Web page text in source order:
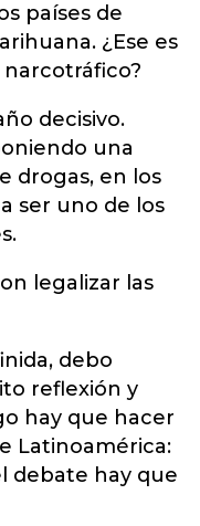
países de
¿Ese es
decisivo.
una
drogas, en los
ser uno de los
legalizar las
debo
reflexión y
hay que hacer
Latinoamérica:
debate hay que